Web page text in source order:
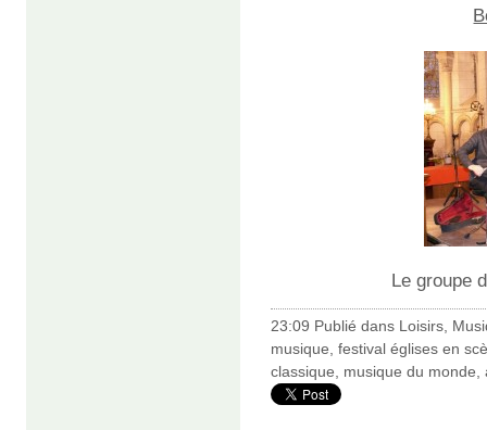
Le groupe
23:09 Publié dans Loisirs,
musique, festival églises en
classique, musique du monde,